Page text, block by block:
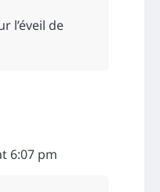
l’éveil de
6:07 pm